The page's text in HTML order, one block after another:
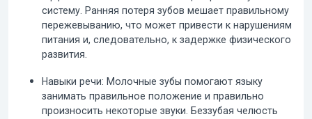
систему. Ранняя потеря зубов мешает правильному
пережевыванию, что может привести к нарушениям
питания и, следовательно, к задержке физического
развития.
Навыки речи: Молочные зубы помогают языку
занимать правильное положение и правильно
произносить некоторые звуки. Беззубая челюсть